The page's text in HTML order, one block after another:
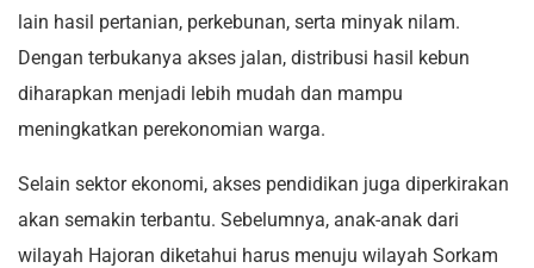
lain hasil pertanian, perkebunan, serta minyak nilam.
Dengan terbukanya akses jalan, distribusi hasil kebun
diharapkan menjadi lebih mudah dan mampu
meningkatkan perekonomian warga.
Selain sektor ekonomi, akses pendidikan juga diperkirakan
akan semakin terbantu. Sebelumnya, anak-anak dari
wilayah Hajoran diketahui harus menuju wilayah Sorkam